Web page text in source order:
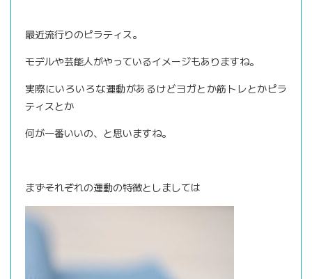
最近流行りのピラティス。
モデルや芸能人がやっているイメージもありますね。
実際にいろいろな運動があるけどヨガとか筋トレとかピラ
ティスとか
何が一番いいの、と思いますね。
まずそれぞれの運動の特徴としましては